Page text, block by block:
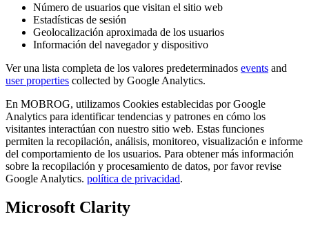
Número de usuarios que visitan el sitio web
Estadísticas de sesión
Geolocalización aproximada de los usuarios
Información del navegador y dispositivo
Ver una lista completa de los valores predeterminados events and
user properties collected by Google Analytics.
En MOBROG, utilizamos Cookies establecidas por Google
Analytics para identificar tendencias y patrones en cómo los
visitantes interactúan con nuestro sitio web. Estas funciones
permiten la recopilación, análisis, monitoreo, visualización e informe
del comportamiento de los usuarios. Para obtener más información
sobre la recopilación y procesamiento de datos, por favor revise
Google Analytics. política de privacidad.
Microsoft Clarity